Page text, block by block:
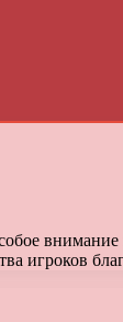
игроков